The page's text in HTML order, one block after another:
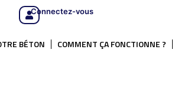
Connectez-vous
BÉTON COMMENT ÇA FONCTIONNE ?